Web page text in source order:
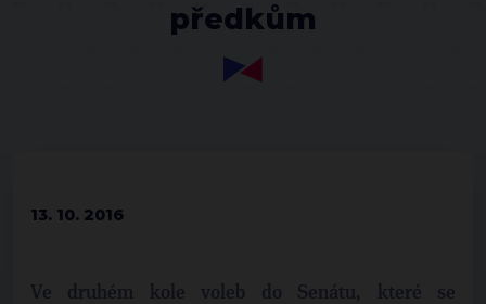
předkům
13. 10. 2016
Ve druhém kole voleb do Senátu, které se